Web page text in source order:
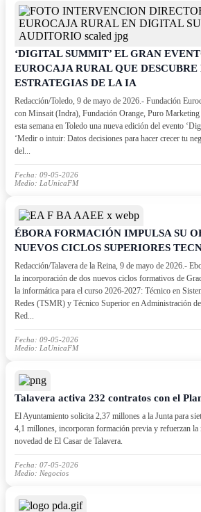
‘DIGITAL SUMMIT’ EL GRAN
EUROCAJA RURAL QUE DESCUBRE
ESTRATEGIAS DE LA IA
Redacción/Toledo, 9 de mayo de 2026.- Fundación
con Minsait (Indra), Fundación Orange, Puro
esta semana en Toledo una nueva edición del evento
‘Medir o intuir: Datos decisiones para hacer crecer tu
del...
Fecha: 09-05-2026
Medio: LaUnicaFM
ÉBORA FORMACIÓN IMPULSA SU
NUEVOS CICLOS SUPERIORES
Redacción/Talavera de la Reina, 9 de mayo de 2026.-
la incorporación de dos nuevos ciclos formativos de
la informática para el curso 2026-2027: Técnico en
Redes (TSMR) y Técnico Superior en Administración
Red...
Fecha: 09-05-2026
Medio: LaUnicaFM
Talavera activa 232 contratos con el
El Ayuntamiento solicita 2,37 millones a la Junta para
4,1 millones, incorporan formación previa y refuerzan
novedad de El Casar de Talavera.
Fecha: 07-05-2026
Medio: Negocios